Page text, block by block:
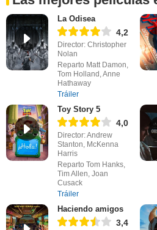
La Odisea
4,2
Director: Christopher
Nolan
Reparto Matt Damon,
Tom Holland, Anne
Hathaway
Tráiler
Toy Story 5
4,0
Director: Andrew
Stanton, McKenna
Harris
Reparto Tom Hanks,
Tim Allen, Joan
Cusack
Tráiler
Haciendo amigos
3,4